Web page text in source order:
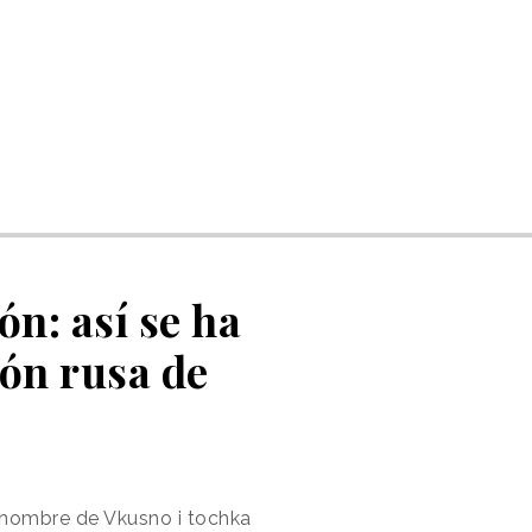
así se ha
rusa de
de Vkusno i tochka